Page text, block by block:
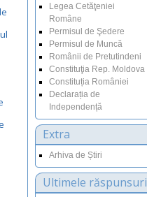
Legea Cetăţeniei
Române
Permisul de Şedere
Permisul de Muncă
Românii de Pretutindeni
Constituţia Rep. Moldova
Constituția României
Declarația de
Independență
Extra
Arhiva de Știri
Ultimele răspunsuri